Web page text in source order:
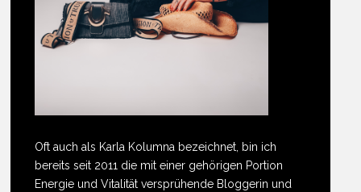
Oft auch als Karla Kolumna bezeichnet, bin ich
bereits seit 2011 die mit einer gehörigen Portion
Energie und Vitalität versprühende Bloggerin und